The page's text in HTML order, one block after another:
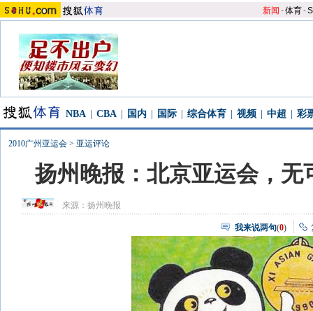
新闻 -体育-S
NBA CBA 国内 国际 综合体育 视频 中超 彩
2010广州亚运会 > 亚运评论
扬州晚报：北京亚运会，无
来源： 扬州晚报
我来说两句(0)